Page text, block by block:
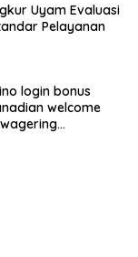
Uyam Evaluasi
Pelayanan
login bonus
welcome